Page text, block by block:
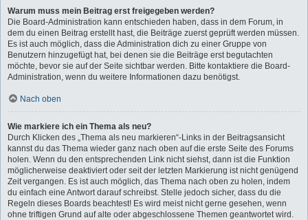
Warum muss mein Beitrag erst freigegeben werden?
Die Board-Administration kann entschieden haben, dass in dem Forum, in
dem du einen Beitrag erstellt hast, die Beiträge zuerst geprüft werden müssen.
Es ist auch möglich, dass die Administration dich zu einer Gruppe von
Benutzern hinzugefügt hat, bei denen sie die Beiträge erst begutachten
möchte, bevor sie auf der Seite sichtbar werden. Bitte kontaktiere die Board-
Administration, wenn du weitere Informationen dazu benötigst.
Nach oben
Wie markiere ich ein Thema als neu?
Durch Klicken des „Thema als neu markieren“-Links in der Beitragsansicht
kannst du das Thema wieder ganz nach oben auf die erste Seite des Forums
holen. Wenn du den entsprechenden Link nicht siehst, dann ist die Funktion
möglicherweise deaktiviert oder seit der letzten Markierung ist nicht genügend
Zeit vergangen. Es ist auch möglich, das Thema nach oben zu holen, indem
du einfach eine Antwort darauf schreibst. Stelle jedoch sicher, dass du die
Regeln dieses Boards beachtest! Es wird meist nicht gerne gesehen, wenn
ohne triftigen Grund auf alte oder abgeschlossene Themen geantwortet wird.